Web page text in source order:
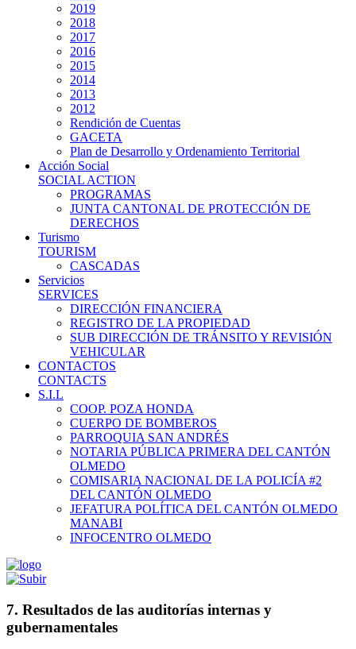
2019
2018
2017
2016
2015
2014
2013
2012
Rendición de Cuentas
GACETA
Plan de Desarrollo y Ordenamiento Territorial
Acción Social
SOCIAL ACTION
PROGRAMAS
JUNTA CANTONAL DE PROTECCIÓN DE
DERECHOS
Turismo
TOURISM
CASCADAS
Servicios
SERVICES
DIRECCIÓN FINANCIERA
REGISTRO DE LA PROPIEDAD
SUB DIRECCIÓN DE TRÁNSITO Y REVISIÓN
VEHICULAR
CONTACTOS
CONTACTS
S.I.L
COOP. POZA HONDA
CUERPO DE BOMBEROS
PARROQUIA SAN ANDRÉS
NOTARIA PÚBLICA PRIMERA DEL CANTÓN
OLMEDO
COMISARIA NACIONAL DE LA POLICÍA #2
DEL CANTÓN OLMEDO
JEFATURA POLÍTICA DEL CANTÓN OLMEDO
MANABI
INFOCENTRO OLMEDO
7. Resultados de las auditorías internas y
gubernamentales